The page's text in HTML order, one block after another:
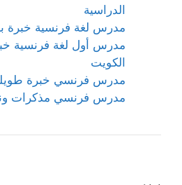
الدراسية
مدرس لغة فرنسية خبرة
الكويت
مدرس فرنسي خبرة
مدرس فرنسي مذكرات